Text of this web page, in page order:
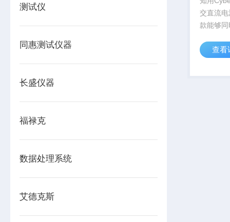
测试仪
同惠测试仪器
长盛仪器
福禄克
数据处理系统
艾德克斯
交直流
款能够
10kHz(-
查看